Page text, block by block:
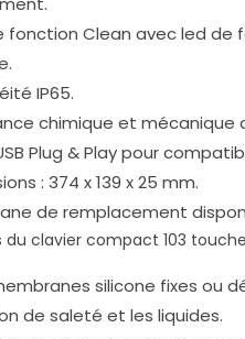
fonction Clean avec led de
IP65.
chimique et mécanique
Plug & Play pour
: 374 x 139 x 25 mm.
de remplacement
du clavier compact 103
silicone fixes ou
de saleté et les liquides.